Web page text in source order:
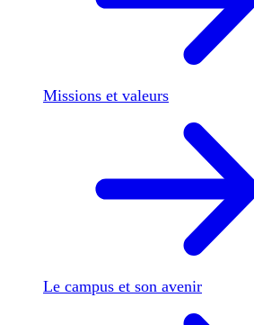
Missions et valeurs
Le campus et son avenir